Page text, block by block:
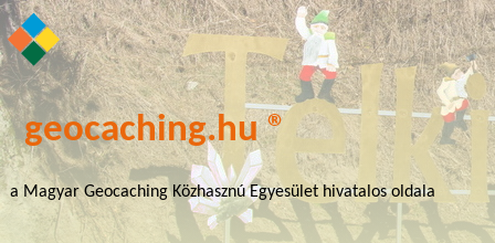
geocaching.hu ®
a Magyar Geocaching Közhasznú Egyesület hivatalos oldala